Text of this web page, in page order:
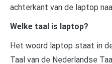
achterkant van de laptop
Welke taal is laptop?
Het woord laptop staat in
Taal van de Nederlandse